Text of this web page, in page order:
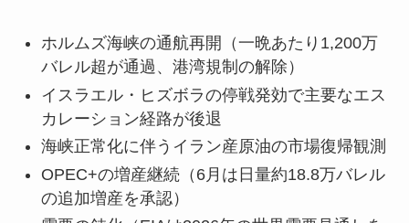
ホルムズ海峡の通航再開（一晩あたり1,200万
バレル超が通過、港湾規制の解除）
イスラエル・ヒズボラの停戦発効で主要なエス
カレーション経路が後退
海峡正常化に伴うイラン産原油の市場復帰観測
OPEC+の増産継続（6月は日量約18.8万バレル
の追加増産を承認）